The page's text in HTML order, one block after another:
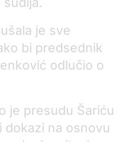
je sve
bi predsednik
odlučio o
je presudu Šariću
dokazi na osnovu